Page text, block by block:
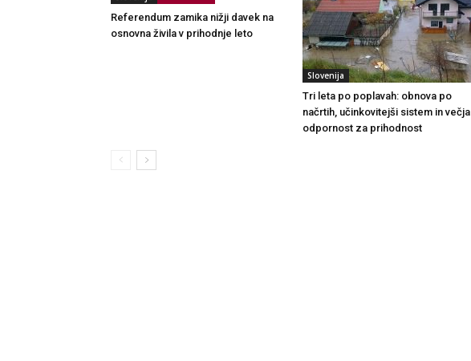
Referendum zamika nižji davek na
osnovna živila v prihodnje leto
Slovenija
Tri leta po poplavah: obnova po
načrtih, učinkovitejši sistem in večja
odpornost za prihodnost